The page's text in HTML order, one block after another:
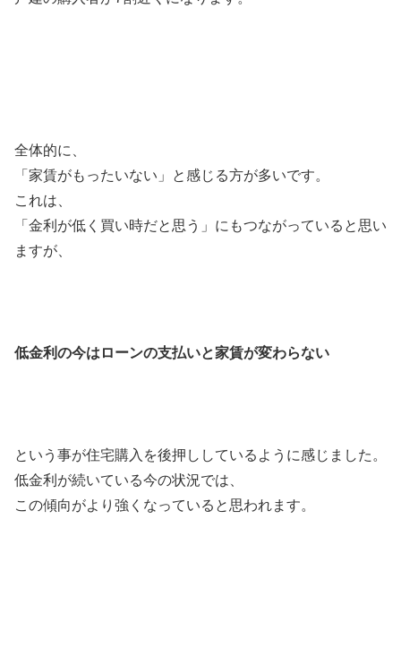
全体的に、
「家賃がもったいない」と感じる方が多いです。
これは、
「金利が低く買い時だと思う」にもつながっていると思い
ますが、
低金利の今はローンの支払いと家賃が変わらない
という事が住宅購入を後押ししているように感じました。
低金利が続いている今の状況では、
この傾向がより強くなっていると思われます。